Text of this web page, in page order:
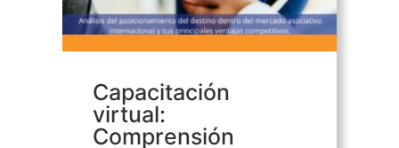
Capacitación
virtual:
Comprensión